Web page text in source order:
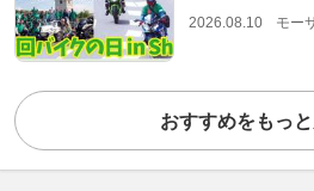
2026.08.10 モー
おすすめをもっ